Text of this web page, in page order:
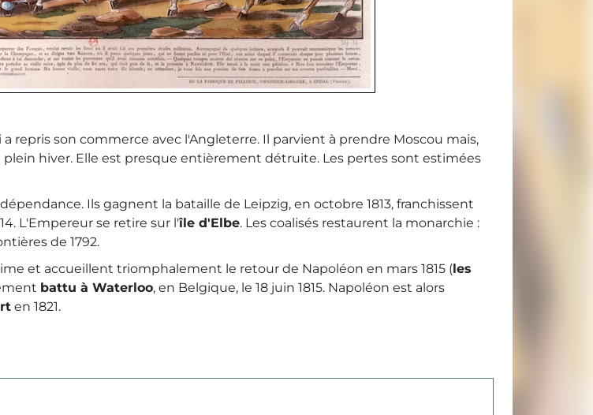
a repris son commerce avec l'Angleterre. Il parvient à prendre Moscou mais,
hiver. Elle est presque entièrement détruite. Les pertes sont estimées
Ils gagnent la bataille de Leipzig, en octobre 1813, franchissent
L'Empereur se retire sur l'île d'Elbe. Les coalisés restaurent la monarchie :
de 1792.
et accueillent triomphalement le retour de Napoléon en mars 1815 (les
battu à Waterloo, en Belgique, le 18 juin 1815. Napoléon est alors
en 1821.